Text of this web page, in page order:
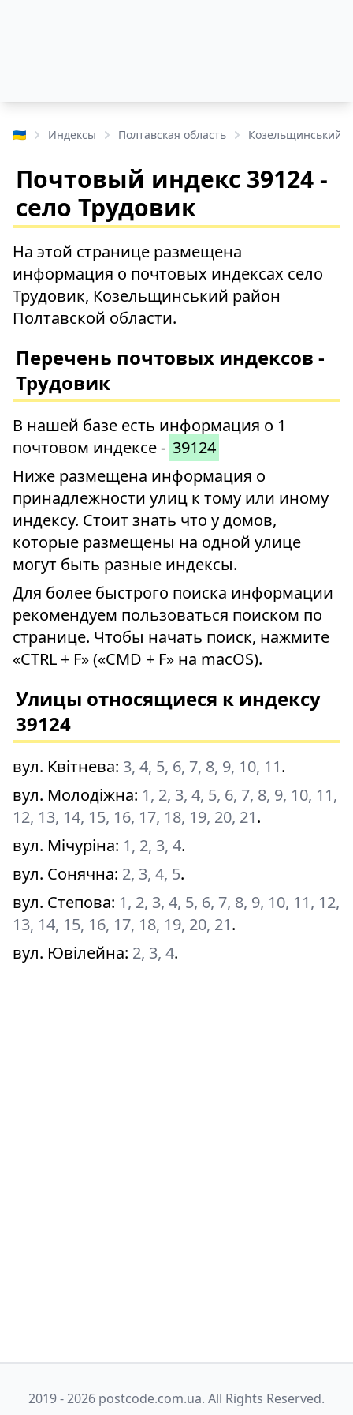
🇺🇦 Индексы Полтавская область Козельщинський
Почтовый индекс 39124 -
село Трудовик
На этой странице размещена
информация о почтовых индексах село
Трудовик, Козельщинський район
Полтавской области.
Перечень почтовых индексов -
Трудовик
В нашей базе есть информация о 1
почтовом индексе - 39124
Ниже размещена информация о
принадлежности улиц к тому или иному
индексу. Стоит знать что у домов,
которые размещены на одной улице
могут быть разные индексы.
Для более быстрого поиска информации
рекомендуем пользоваться поиском по
странице. Чтобы начать поиск, нажмите
«CTRL + F» («CMD + F» на macOS).
Улицы относящиеся к индексу
39124
вул. Квітнева: 3, 4, 5, 6, 7, 8, 9, 10, 11.
вул. Молодіжна: 1, 2, 3, 4, 5, 6, 7, 8, 9, 10, 11,
12, 13, 14, 15, 16, 17, 18, 19, 20, 21.
вул. Мічуріна: 1, 2, 3, 4.
вул. Сонячна: 2, 3, 4, 5.
вул. Степова: 1, 2, 3, 4, 5, 6, 7, 8, 9, 10, 11, 12,
13, 14, 15, 16, 17, 18, 19, 20, 21.
вул. Ювілейна: 2, 3, 4.
2019 - 2026 postcode.com.ua. All Rights Reserved.